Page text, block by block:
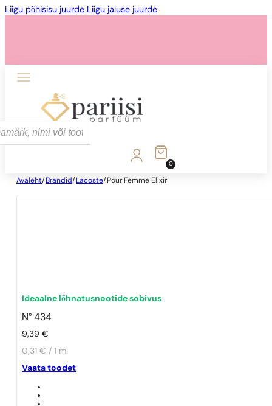
Liigu põhisisu juurde Liigu jaluse juurde
0
Avaleht/ Brändid/ Lacoste/ Pour Femme Elixir
Ideaalne lõhnatusnootide sobivus
N° 434
9,39€
0,31 € / 1 ml
Vaata toodet